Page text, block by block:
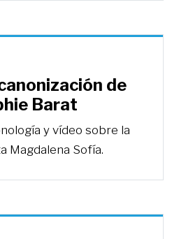
de
Barat
y vídeo sobre la
Magdalena Sofía.